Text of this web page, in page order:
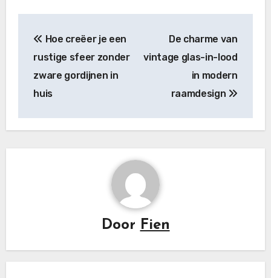
navigatie
Hoe creëer je een
rustige sfeer zonder
zware gordijnen in
huis
De charme van
vintage glas-in-lood
in modern
raamdesign
Door Fien